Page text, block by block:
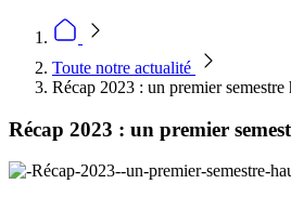
Toute notre actualité
Récap 2023 : un premier semestre
Récap 2023 : un premier